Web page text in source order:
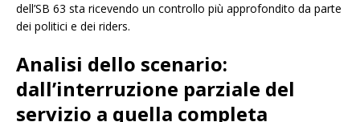
dell’SB 63 sta ricevendo un controllo più approfondito da parte
dei politici e dei riders.
Analisi dello scenario:
dall’interruzione parziale del
servizio a quella completa